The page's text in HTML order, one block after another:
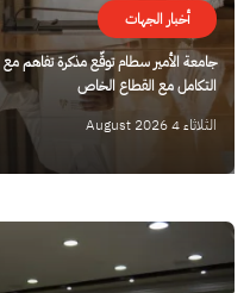
أخبار الجهات
جامعة الأمير سطام توقّع مذكرة تفاهم مع
التكامل مع القطاع الخاص
الثلاثاء 4 August 2026
الصورة